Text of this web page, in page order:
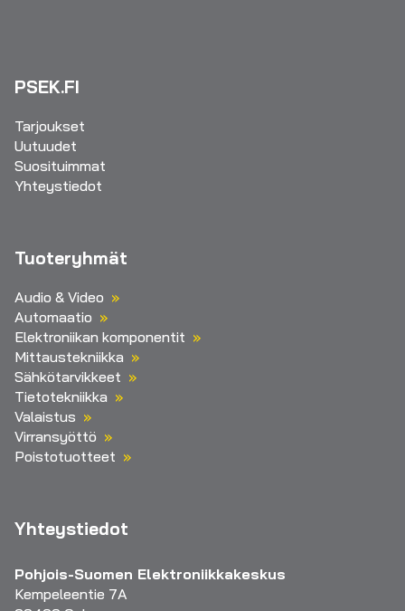
PSEK.FI
Tarjoukset
Uutuudet
Suosituimmat
Yhteystiedot
Tuoteryhmät
Audio & Video
Automaatio
Elektroniikan komponentit
Mittaustekniikka
Sähkötarvikkeet
Tietotekniikka
Valaistus
Virransyöttö
Poistotuotteet
Yhteystiedot
Pohjois-Suomen Elektroniikkakeskus
Kempeleentie 7A